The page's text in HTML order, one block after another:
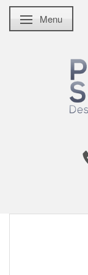
Skifte navigation
Menu